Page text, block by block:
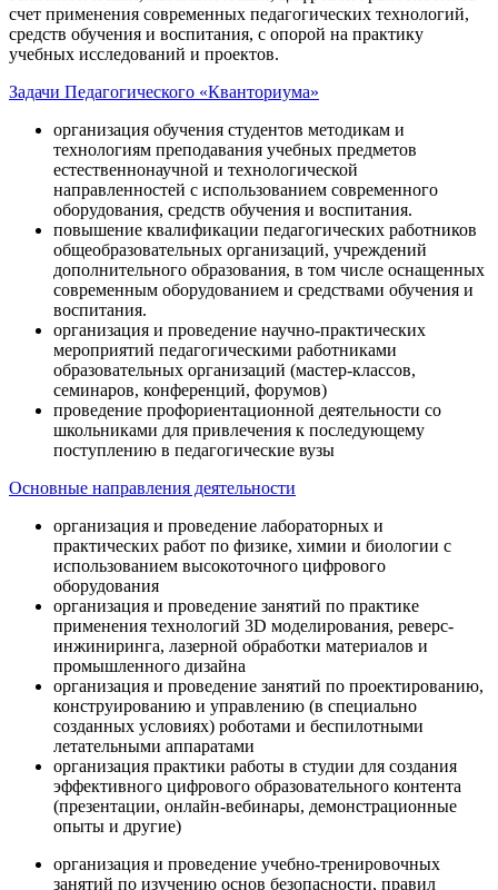
счет применения современных педагогических технологий,
средств обучения и воспитания, с опорой на практику
учебных исследований и проектов.
Задачи Педагогического «Кванториума»
организация обучения студентов методикам и
технологиям преподавания учебных предметов
естественнонаучной и технологической
направленностей с использованием современного
оборудования, средств обучения и воспитания.
повышение квалификации педагогических работников
общеобразовательных организаций, учреждений
дополнительного образования, в том числе оснащенных
современным оборудованием и средствами обучения и
воспитания.
организация и проведение научно-практических
мероприятий педагогическими работниками
образовательных организаций (мастер-классов,
семинаров, конференций, форумов)
проведение профориентационной деятельности со
школьниками для привлечения к последующему
поступлению в педагогические вузы
Основные направления деятельности
организация и проведение лабораторных и
практических работ по физике, химии и биологии с
использованием высокоточного цифрового
оборудования
организация и проведение занятий по практике
применения технологий 3D моделирования, реверс-
инжиниринга, лазерной обработки материалов и
промышленного дизайна
организация и проведение занятий по проектированию,
конструированию и управлению (в специально
созданных условиях) роботами и беспилотными
летательными аппаратами
организация практики работы в студии для создания
эффективного цифрового образовательного контента
(презентации, онлайн-вебинары, демонстрационные
опыты и другие)
организация и проведение учебно-тренировочных
занятий по изучению основ безопасности, правил